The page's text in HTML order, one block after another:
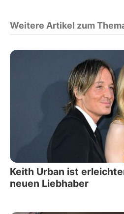
Weitere Artikel zum
Keith Urban ist
neuen Liebhaber